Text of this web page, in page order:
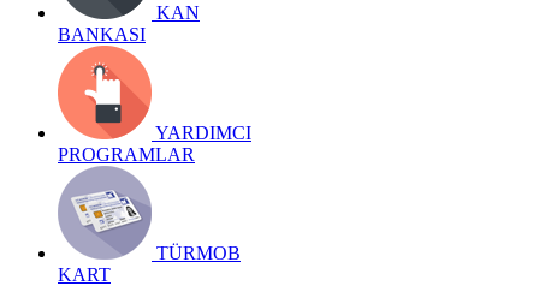
KAN
BANKASI
YARDIMCI
PROGRAMLAR
TÜRMOB
KART